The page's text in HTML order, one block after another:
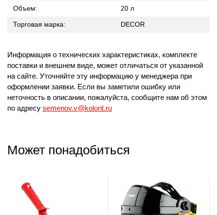
Объем: 20 л
Торговая марка: DECOR
Информация о технических характеристиках, комплекте
поставки и внешнем виде, может отличаться от указанной
на сайте. Уточняйте эту информацию у менеджера при
оформлении заявки. Если вы заметили ошибку или
неточность в описании, пожалуйста, сообщите нам об этом
по адресу semenov.v@kolorit.ru
Может понадобиться